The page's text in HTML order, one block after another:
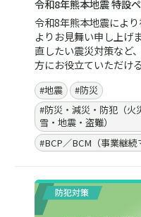
する日本企業の実態調
レポートを掲載してい
#防災・減災・防犯（火
雪・地震・盗難）
#BCP／BCM（事業継続
#健康経営・人事・組織
ス・両立支援）
#モビリティ（運輸安全
#安全文化醸成／労働安
レポート／